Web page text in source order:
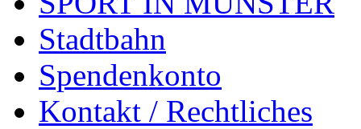
Stadtbahn
Spendenkonto
Kontakt / Rechtliches